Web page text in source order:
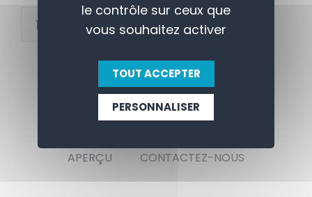
AJOUTER AU PANIER
APERÇU CONTACTEZ-NOUS
le contrôle sur ceux que
vous souhaitez activer
TOUT ACCEPTER
PERSONNALISER